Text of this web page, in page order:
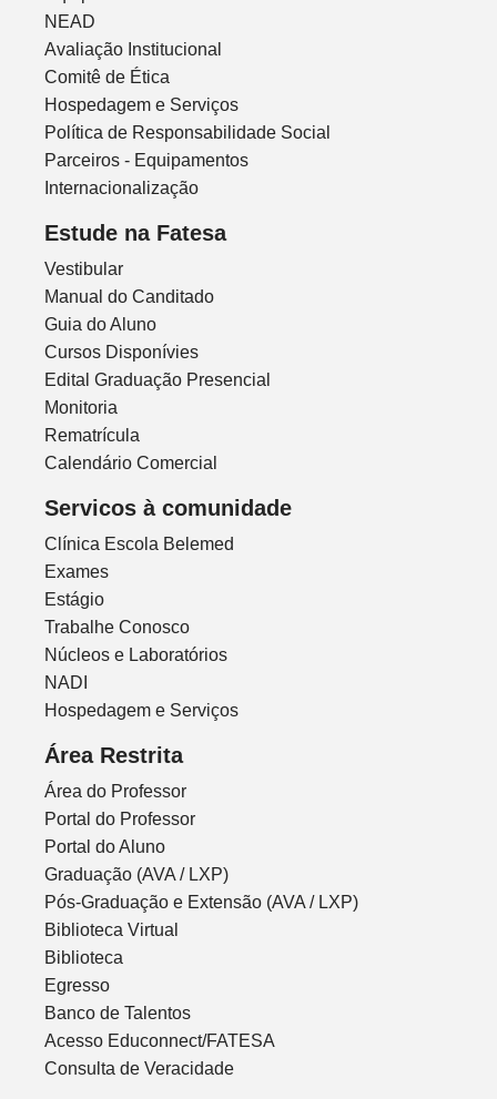
NEAD
Avaliação Institucional
Comitê de Ética
Hospedagem e Serviços
Política de Responsabilidade Social
Parceiros - Equipamentos
Internacionalização
Estude na Fatesa
Vestibular
Manual do Canditado
Guia do Aluno
Cursos Disponívies
Edital Graduação Presencial
Monitoria
Rematrícula
Calendário Comercial
Servicos à comunidade
Clínica Escola Belemed
Exames
Estágio
Trabalhe Conosco
Núcleos e Laboratórios
NADI
Hospedagem e Serviços
Área Restrita
Área do Professor
Portal do Professor
Portal do Aluno
Graduação (AVA / LXP)
Pós-Graduação e Extensão (AVA / LXP)
Biblioteca Virtual
Biblioteca
Egresso
Banco de Talentos
Acesso Educonnect/FATESA
Consulta de Veracidade